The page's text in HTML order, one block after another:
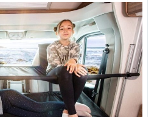
d’Achat
et
Recommandations"